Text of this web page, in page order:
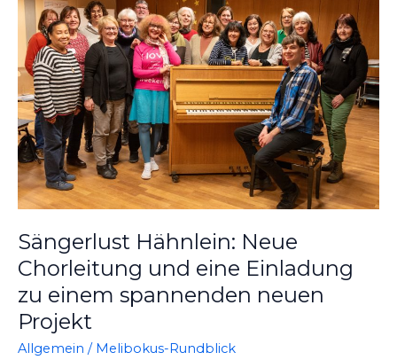
Sängerlust Hähnlein: Neue
Chorleitung und eine Einladung
zu einem spannenden neuen
Projekt
Allgemein / Melibokus-Rundblick